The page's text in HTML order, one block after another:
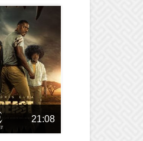
21:08